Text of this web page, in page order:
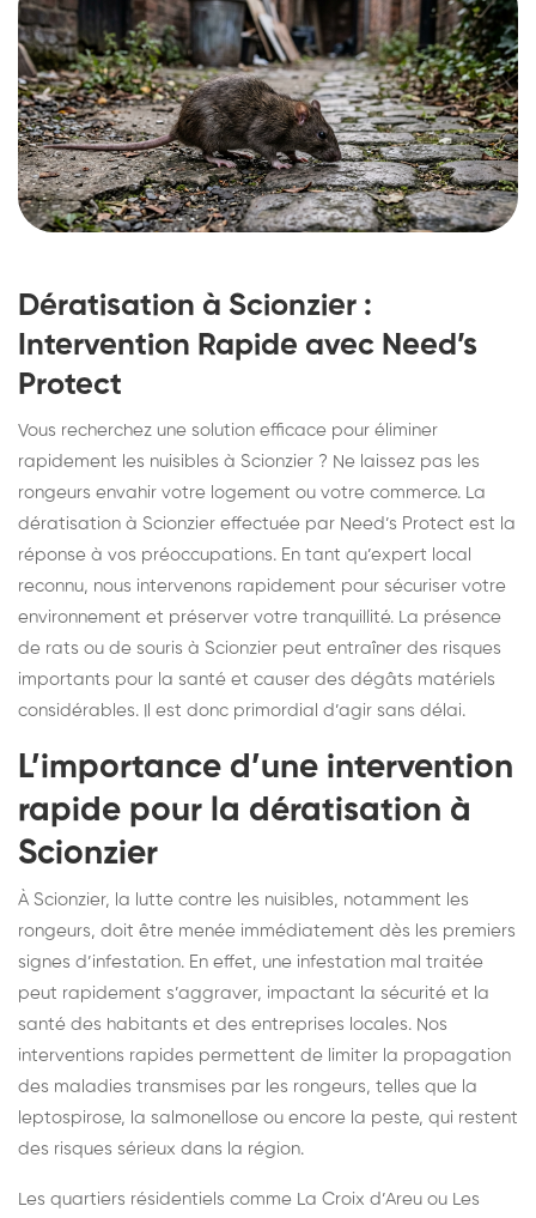
Dératisation à Scionzier :
Intervention Rapide avec Need’s
Protect
Vous recherchez une solution efficace pour éliminer
rapidement les nuisibles à Scionzier ? Ne laissez pas les
rongeurs envahir votre logement ou votre commerce. La
dératisation à Scionzier effectuée par Need’s Protect est la
réponse à vos préoccupations. En tant qu’expert local
reconnu, nous intervenons rapidement pour sécuriser votre
environnement et préserver votre tranquillité. La présence
de rats ou de souris à Scionzier peut entraîner des risques
importants pour la santé et causer des dégâts matériels
considérables. Il est donc primordial d’agir sans délai.
L’importance d’une intervention
rapide pour la dératisation à
Scionzier
À Scionzier, la lutte contre les nuisibles, notamment les
rongeurs, doit être menée immédiatement dès les premiers
signes d’infestation. En effet, une infestation mal traitée
peut rapidement s’aggraver, impactant la sécurité et la
santé des habitants et des entreprises locales. Nos
interventions rapides permettent de limiter la propagation
des maladies transmises par les rongeurs, telles que la
leptospirose, la salmonellose ou encore la peste, qui restent
des risques sérieux dans la région.
Les quartiers résidentiels comme La Croix d’Areu ou Les